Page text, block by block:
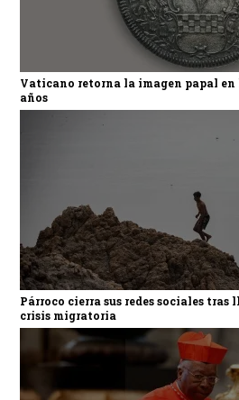
Vaticano retorna la imagen papal en
años
Párroco cierra sus redes sociales
crisis migratoria